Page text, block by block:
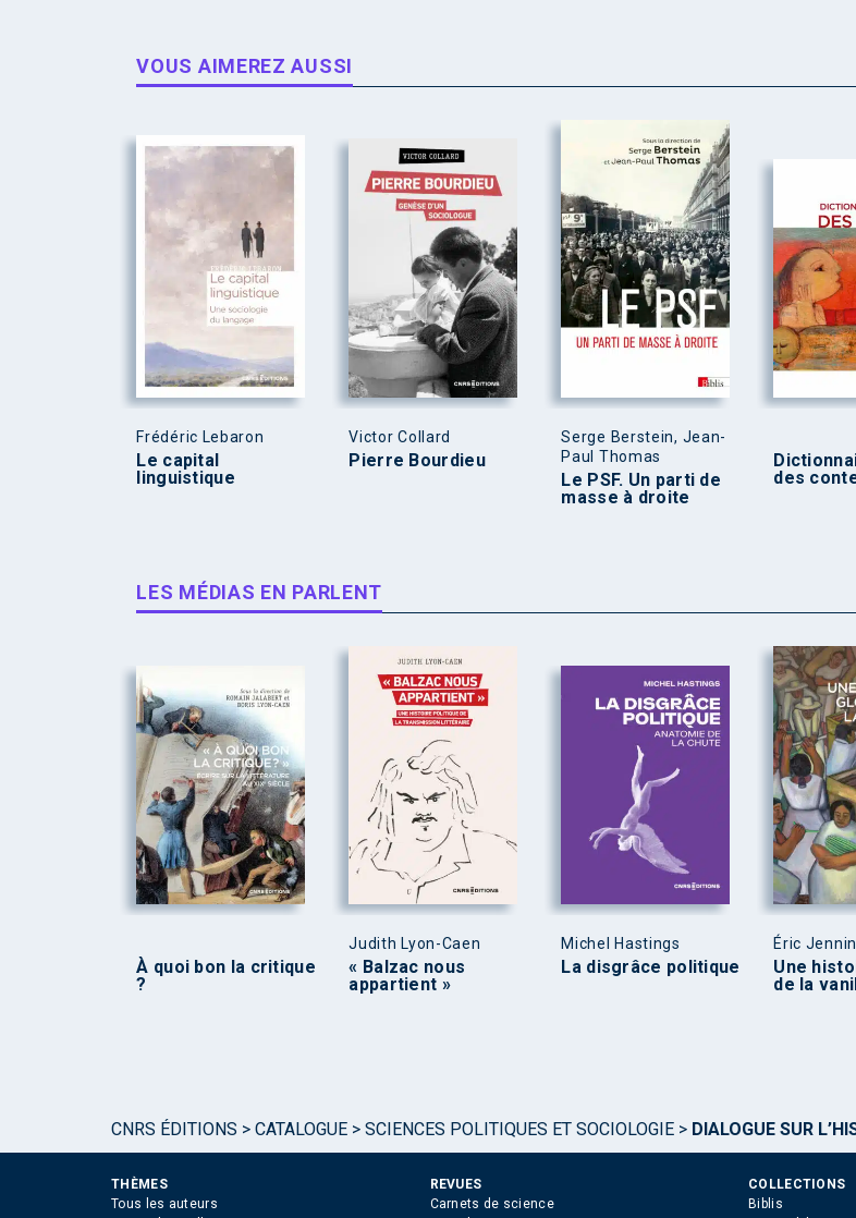
VOUS AIMEREZ AUSSI
Frédéric Lebaron
Le capital
linguistique
Victor Collard
Pierre Bourdieu
Serge Berstein, Jean-
Paul Thomas
Le PSF. Un parti de
masse à droite
des
LES MÉDIAS EN PARLENT
À quoi bon la critique
?
Judith Lyon-Caen
« Balzac nous
appartient »
Michel Hastings
La disgrâce politique
Éric
Une
de la
CNRS ÉDITIONS > CATALOGUE > SCIENCES POLITIQUES ET SOCIOLOGIE > DIALOGUE SUR
THÈMES
Tous les auteurs
REVUES
Carnets de science
COLLECTIONS
Biblis